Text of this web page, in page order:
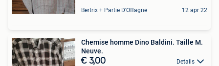
Bertrix + Partie D'Offagne 12 apr 22
Chemise homme Dino Baldini. Taille M.
Neuve.
€ 3,00 Details